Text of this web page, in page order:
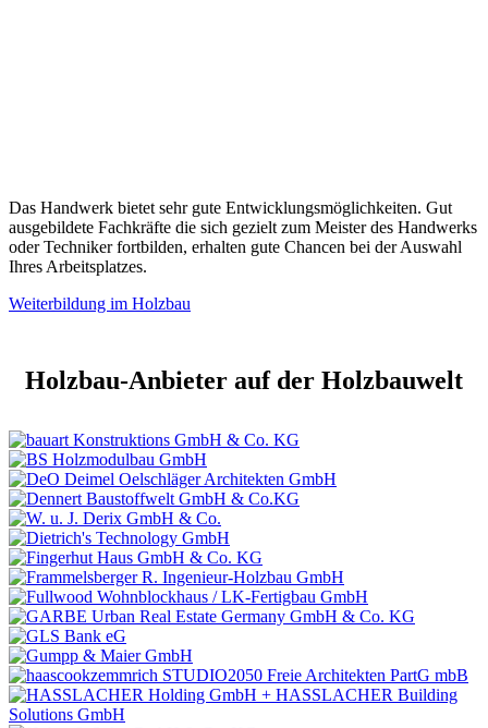
Das Handwerk bietet sehr gute Entwicklungsmöglichkeiten. Gut
ausgebildete Fachkräfte die sich gezielt zum Meister des Handwerks
oder Techniker fortbilden, erhalten gute Chancen bei der Auswahl
Ihres Arbeitsplatzes.
Weiterbildung im Holzbau
Holzbau-Anbieter auf der Holzbauwelt